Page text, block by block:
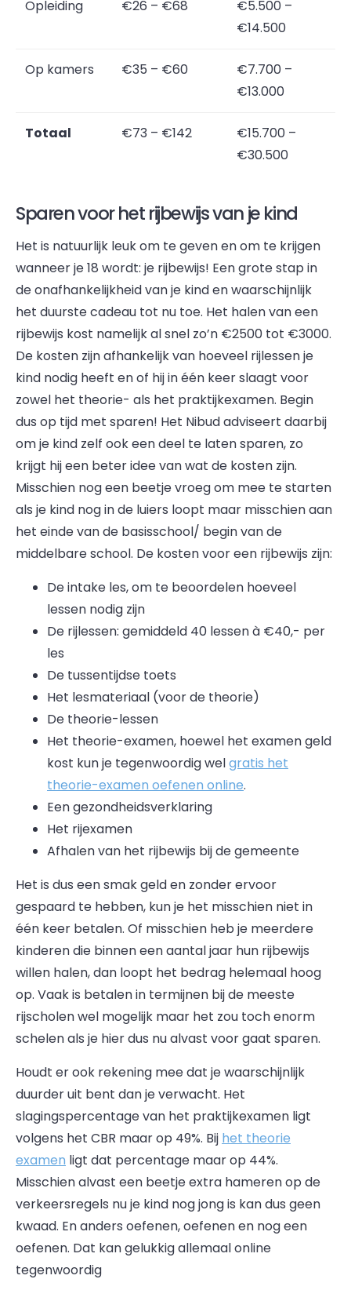
Opleiding €26 – €68
€5.500 –
€14.500
Op kamers €35 – €60
€7.700 –
€13.000
Totaal €73 – €142
€15.700 –
€30.500
Sparen voor het rijbewijs van je kind
Het is natuurlijk leuk om te geven en om te krijgen
wanneer je 18 wordt: je rijbewijs! Een grote stap in
de onafhankelijkheid van je kind en waarschijnlijk
het duurste cadeau tot nu toe. Het halen van een
rijbewijs kost namelijk al snel zo’n €2500 tot €3000.
De kosten zijn afhankelijk van hoeveel rijlessen je
kind nodig heeft en of hij in één keer slaagt voor
zowel het theorie- als het praktijkexamen. Begin
dus op tijd met sparen! Het Nibud adviseert daarbij
om je kind zelf ook een deel te laten sparen, zo
krijgt hij een beter idee van wat de kosten zijn.
Misschien nog een beetje vroeg om mee te starten
als je kind nog in de luiers loopt maar misschien aan
het einde van de basisschool/ begin van de
middelbare school. De kosten voor een rijbewijs zijn:
De intake les, om te beoordelen hoeveel
lessen nodig zijn
De rijlessen: gemiddeld 40 lessen à €40,- per
les
De tussentijdse toets
Het lesmateriaal (voor de theorie)
De theorie-lessen
Het theorie-examen, hoewel het examen geld
kost kun je tegenwoordig welgratis het
theorie-examen oefenen online.
Een gezondheidsverklaring
Het rijexamen
Afhalen van het rijbewijs bij de gemeente
Het is dus een smak geld en zonder ervoor
gespaard te hebben, kun je het misschien niet in
één keer betalen. Of misschien heb je meerdere
kinderen die binnen een aantal jaar hun rijbewijs
willen halen, dan loopt het bedrag helemaal hoog
op. Vaak is betalen in termijnen bij de meeste
rijscholen wel mogelijk maar het zou toch enorm
schelen als je hier dus nu alvast voor gaat sparen.
Houdt er ook rekening mee dat je waarschijnlijk
duurder uit bent dan je verwacht. Het
slagingspercentage van het praktijkexamen ligt
volgens het CBR maar op 49%. Bij het theorie
examen ligt dat percentage maar op 44%.
Misschien alvast een beetje extra hameren op de
verkeersregels nu je kind nog jong is kan dus geen
kwaad. En anders oefenen, oefenen en nog een
oefenen. Dat kan gelukkig allemaal online
tegenwoordig